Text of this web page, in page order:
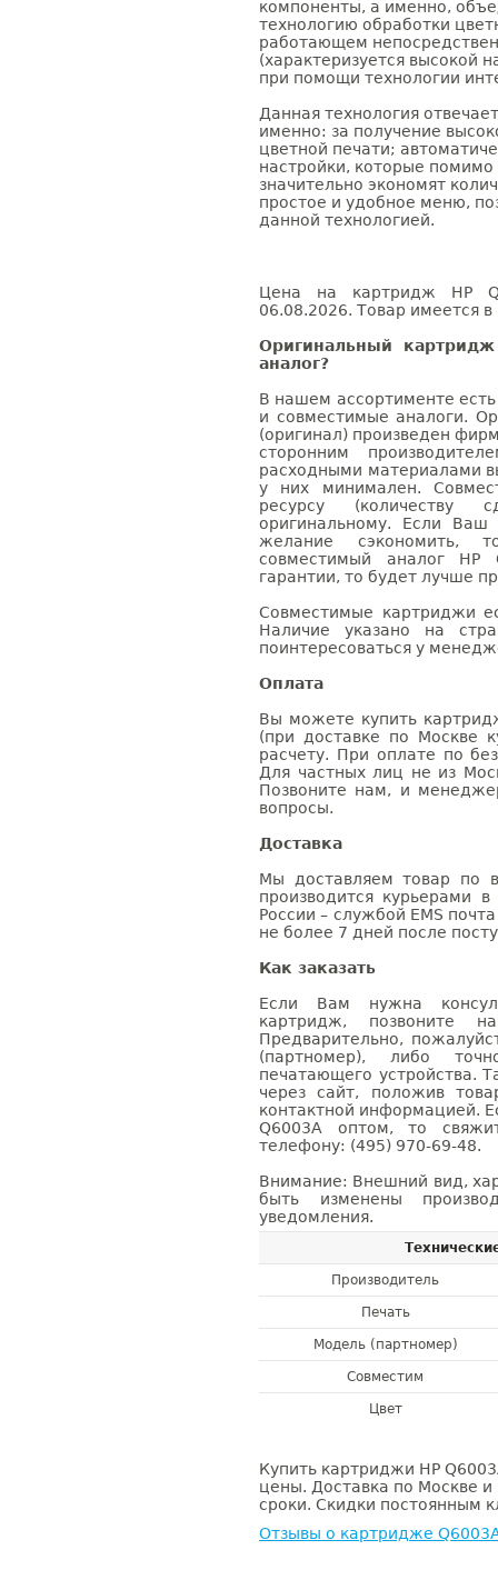
компоненты, а именно,
технологию обработки
работающем
(характеризуется высокой
при помощи технологии
Данная технология
именно: за получение
цветной печати;
настройки, которые помимо
значительно экономят
простое и удобное меню,
данной технологией.
Цена на картридж HP
06.08.2026. Товар имеется в
Оригинальный
аналог?
В нашем ассортименте
и совместимые аналоги.
(оригинал) произведен
сторонним
расходными материалами
у них минимален.
ресурсу (количеству
оригинальному. Если
желание сэкономить,
совместимый аналог
гарантии, то будет лучше
Совместимые картриджи
Наличие указано на
поинтересоваться у
Оплата
Вы можете купить
(при доставке по Москве
расчету. При оплате по
Для частных лиц не из
Позвоните нам, и
вопросы.
Доставка
Мы доставляем товар по
производится курьерами
России – службой EMS
не более 7 дней после
Как заказать
Если Вам нужна
картридж, позвоните
Предварительно,
(партномер), либо
печатающего устройства.
через сайт, положив
контактной информацией.
Q6003A оптом, то
телефону: (495) 970-69-48.
Внимание: Внешний вид,
быть изменены
уведомления.
Производитель
Печать
Модель (партномер)
Совместим
Цвет
Купить картриджи HP
цены. Доставка по Москве и
сроки. Скидки постоянным
Отзывы о картридже